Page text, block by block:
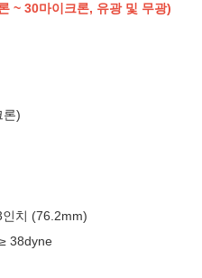
~ 30마이크론, 유광 및 무광)
론)
치 (76.2mm)
38dyne